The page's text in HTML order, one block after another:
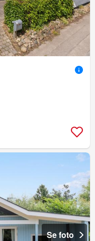
Se foto